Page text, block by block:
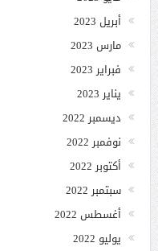
أبريل 2023
مارس 2023
فبراير 2023
يناير 2023
ديسمبر 2022
نوفمبر 2022
أكتوبر 2022
سبتمبر 2022
أغسطس 2022
يوليو 2022